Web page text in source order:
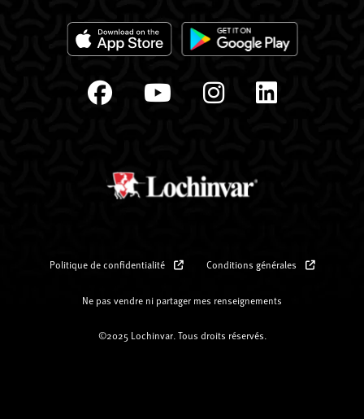
Politique de confidentialité Conditions générales
Ne pas vendre ni partager mes renseignements
©2025 Lochinvar. Tous droits réservés.